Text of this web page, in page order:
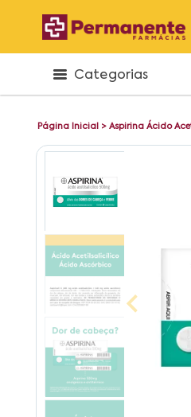
Categorias
Página Inicial > Aspirina Ácido